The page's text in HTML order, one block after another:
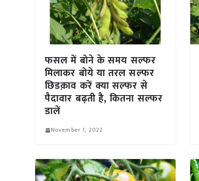
फसल में बोने के समय सल्फर
मिलाकर बोये या तरल सल्फर
छिडक़ाव करें क्या सल्फर से
पैदावार बढ़ती है, कितना सल्फर
डालें
November 1, 2022